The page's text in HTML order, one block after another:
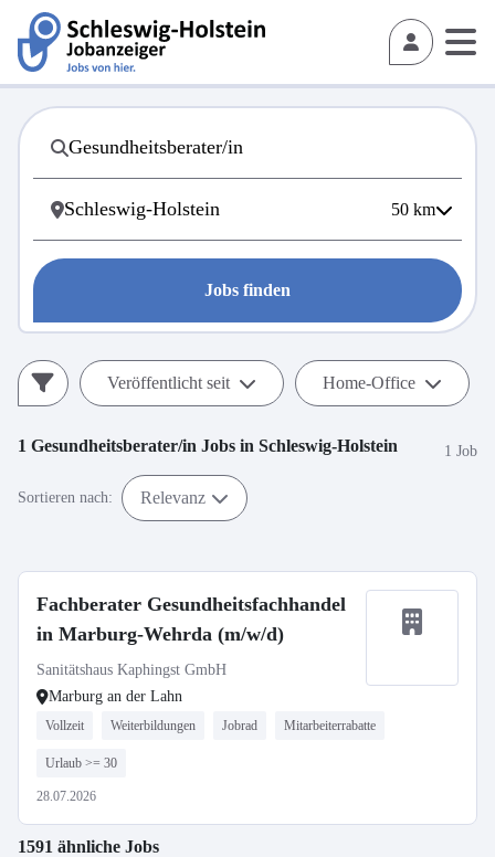
50 km
Jobs finden
Veröffentlicht seit Home-Office
1 Gesundheitsberater/in Jobs in Schleswig-Holstein 1 Job
Sortieren nach: Relevanz
Fachberater Gesundheitsfachhandel
in Marburg-Wehrda (m/w/d)
Sanitätshaus Kaphingst GmbH
Marburg an der Lahn
Vollzeit Weiterbildungen Jobrad Mitarbeiterrabatte
Urlaub >= 30
28.07.2026
1591 ähnliche Jobs